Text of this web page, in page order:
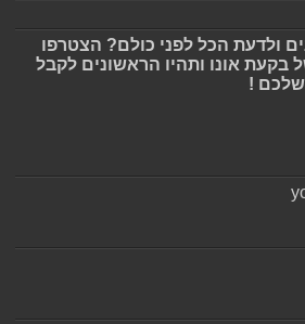
ולדעת הכל לפני כולם? הצטרפו
בקעת אונו ותהיו הראשונים לקבל
שלכם !